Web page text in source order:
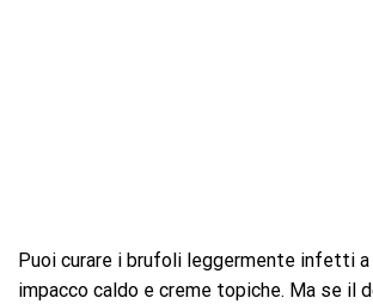
Puoi curare i brufoli leggermente infetti a
impacco caldo e creme topiche. Ma se il